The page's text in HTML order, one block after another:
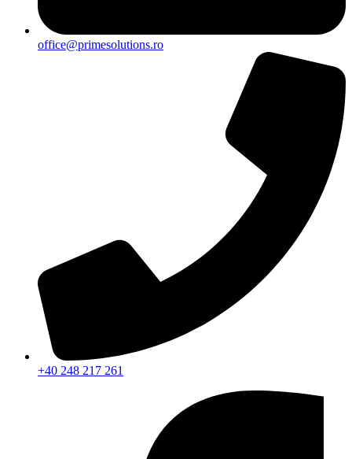
office@primesolutions.ro
+40 248 217 261